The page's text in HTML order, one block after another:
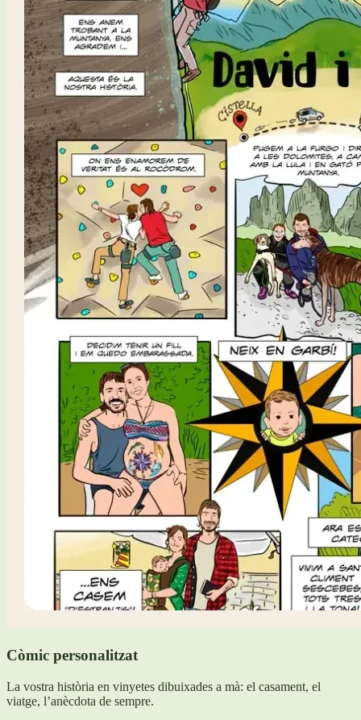
Còmic personalitzat
La vostra història en vinyetes dibuixades a mà: el casament, el
viatge, l’anècdota de sempre.